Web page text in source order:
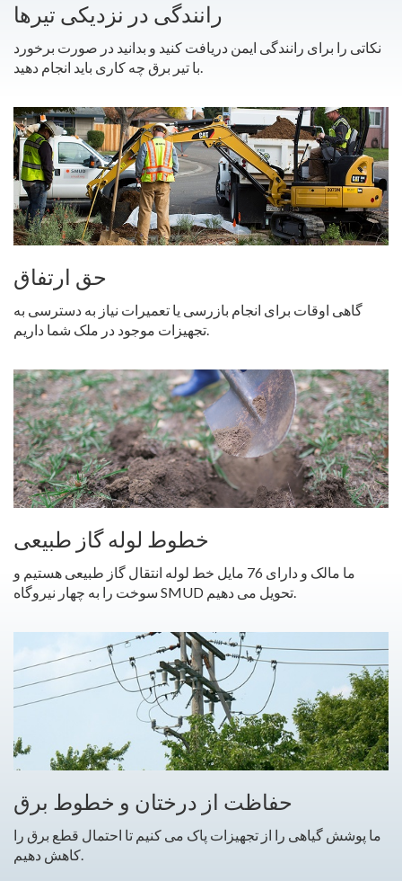
رانندگی در نزدیکی تیرها
نکاتی را برای رانندگی ایمن دریافت کنید و بدانید در صورت برخورد
حق ارتفاق
گاهی اوقات برای انجام بازرسی یا تعمیرات نیاز به دسترسی به
خطوط لوله گاز طبیعی
ما مالک و دارای 76 مایل خط لوله انتقال گاز طبیعی هستیم و
حفاظت از درختان و خطوط برق
ما پوشش گیاهی را از تجهیزات پاک می کنیم تا احتمال قطع برق را